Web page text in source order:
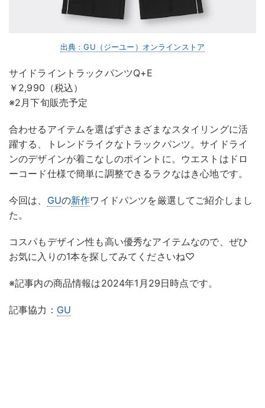
出典：GU（ジーユー）オンラインストア
サイドライントラックパンツQ+E
￥2,990（税込）
※2月下旬販売予定
合わせるアイテムを選ばずさまざまなスタイリングに活
躍する、トレンドライクなトラックパンツ。サイドライ
ンのデザインが着こなしのポイントに。ウエストはドロ
ーコード仕様で簡単に調整できるラクなはき心地です。
今回は、 GUの新作ワイドパンツを厳選してご紹介しまし
た。
コスパもデザイン性も高い優秀なアイテムなので、ぜひ
お気に入りの1本を探してみてくださいね♡
※記事内の商品情報は2024年1月29日時点です。
記事協力： GU